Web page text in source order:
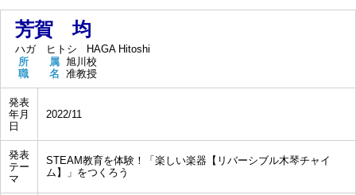
芳賀 均
ハガ ヒトシ
HAGA Hitoshi
所 属 旭川校
職 名 准教授
発表
年月
日
2022/11
発表
テー
マ
STEAM教育を体験！「楽しい楽器【リバーシブル木琴チャイ
ム】」をつくろう